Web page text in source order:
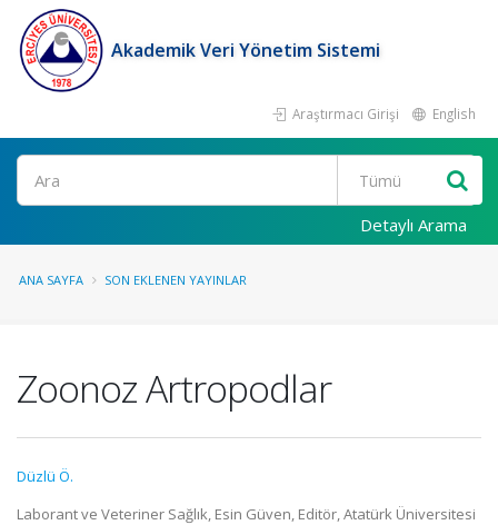
Akademik Veri Yönetim Sistemi
Araştırmacı Girişi English
Ara
Detaylı Arama
ANA SAYFA SON EKLENEN YAYINLAR
Zoonoz Artropodlar
Düzlü Ö.
Laborant ve Veteriner Sağlık, Esin Güven, Editör, Atatürk Üniversitesi